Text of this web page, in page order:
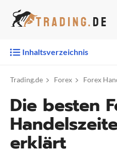
Inhalt
Inhaltsverzeichnis
Trading.de Forex Forex
Die besten
erklärt